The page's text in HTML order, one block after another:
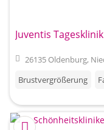
Juventis
26135 Oldenburg,
Brustvergrößerung